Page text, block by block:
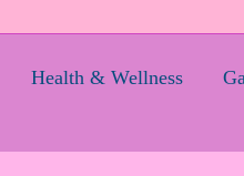
Health & Wellness